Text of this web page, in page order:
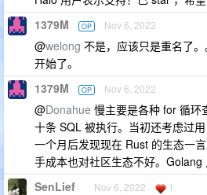
1379M OP Nov 6, 2022
@welong 不是，应该只是重名了
开始了。
1379M OP Nov 6, 2022
@Donahue 慢主要是各种 for 循环
十条 SQL 被执行。当初还考虑过
一个月后发现现在 Rust 的生态一
手成本也对社区生态不好。Golang
SenLief Nov 6, 2022 1